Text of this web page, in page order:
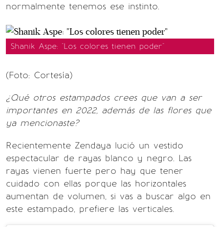
normalmente tenemos ese instinto.
Shanik Aspe: "Los colores tienen poder"
(Foto: Cortesía)
¿Qué otros estampados crees que van a ser
importantes en 2022, además de las flores que
ya mencionaste?
Recientemente Zendaya lució un vestido
espectacular de rayas blanco y negro. Las
rayas vienen fuerte pero hay que tener
cuidado con ellas porque las horizontales
aumentan de volumen, si vas a buscar algo en
este estampado, prefiere las verticales.